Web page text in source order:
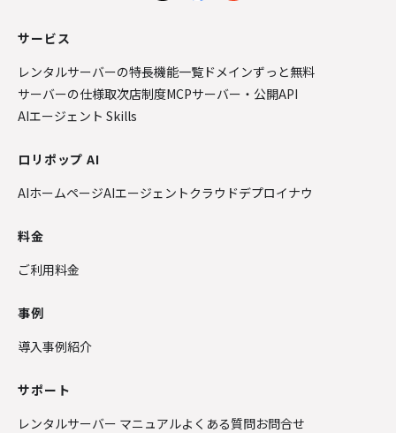
サービス
レンタルサーバーの特長機能一覧 ドメインずっと無料
サーバーの仕様取次店制度MCPサーバー・公開API
AIエージェント Skills
ロリポップ AI
AIホームページAIエージェントクラウドデプロイナウ
料金
ご利用料金
事例
導入事例紹介
サポート
レンタルサーバー マニュアルよくある質問お問合せ